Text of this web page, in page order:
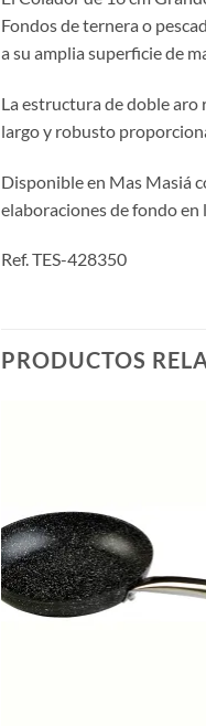
Fondos de ternera o
a su amplia superficie de
La estructura de doble aro
largo y robusto
Disponible en Mas Masiá
elaboraciones de fondo en
Ref. TES-428350
PRODUCTOS